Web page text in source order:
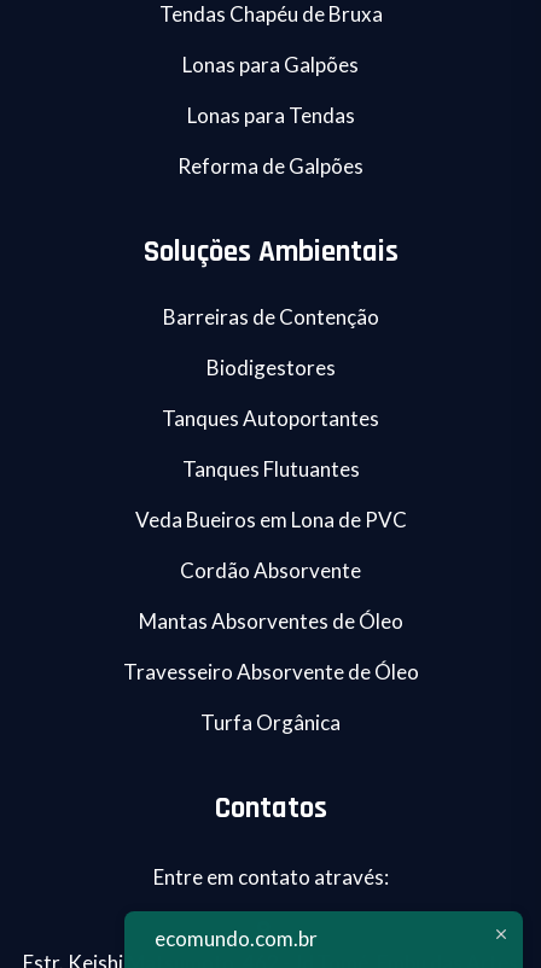
Tendas Chapéu de Bruxa
Lonas para Galpões
Lonas para Tendas
Reforma de Galpões
Soluções Ambientais
Barreiras de Contenção
Biodigestores
Tanques Autoportantes
Tanques Flutuantes
Veda Bueiros em Lona de PVC
Cordão Absorvente
Mantas Absorventes de Óleo
Travesseiro Absorvente de Óleo
Turfa Orgânica
Contatos
Entre em contato através:
Estr. Keishi Matsumoto, 462 - Jd.Tomé, Embu das Artes
ecomundo.com.br